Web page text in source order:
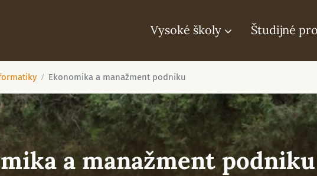
Vysoké školy Študijné
Ekonomika a manažment podniku
a manažment podniku